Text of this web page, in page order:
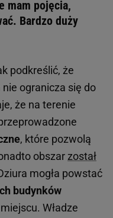
mam pojęcia,
Bardzo duży
podkreślić, że
ogranicza się do
że na terenie
, które pozwolą
obszarzostał
mogła powstać
budynków
Władze